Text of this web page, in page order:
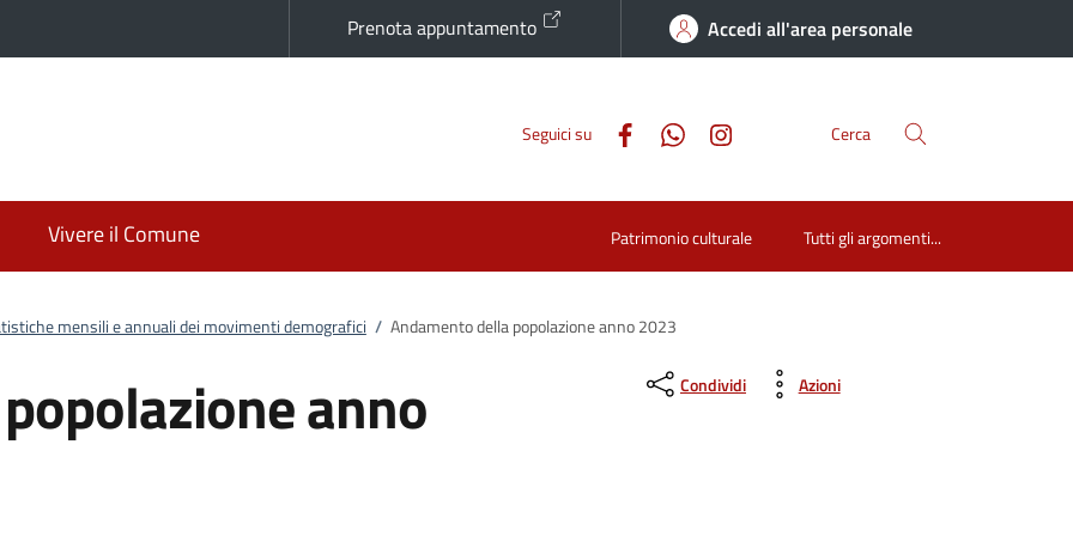
Prenota appuntamento Accedi all'area personale
Seguici su Cerca
Vivere il Comune Patrimonio culturale Tutti gli argomenti...
mensili e annuali dei movimenti demografici / Andamento della popolazione anno 2023
anno Condividi Azioni